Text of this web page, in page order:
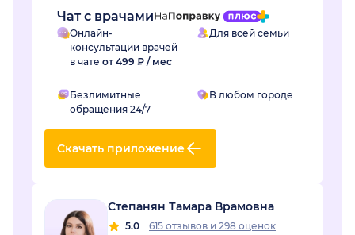
Чат с врачами
Онлайн-
консультации врачей
в чате от 499 ₽ / мес
Для всей семьи
Безлимитные
обращения 24/7
В любом городе
Скачать приложение
Степанян Тамара Врамовна
5.0 615 отзывов и 298 оценок